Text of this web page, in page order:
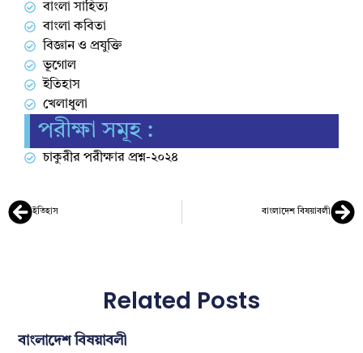
বাংলা সাহিত্য
বাংলা কবিতা
বিজ্ঞান ও প্রযুক্তি
ভূগোল
ইতিহাস
খেলাধুলা
পরীক্ষা সমূহ :
চাকুরীর পরীক্ষার প্রশ্ন-২০২৪
ইতিহাস বাংলাদেশ বিষয়াবলী
Related Posts
বাংলাদেশ বিষয়াবলী